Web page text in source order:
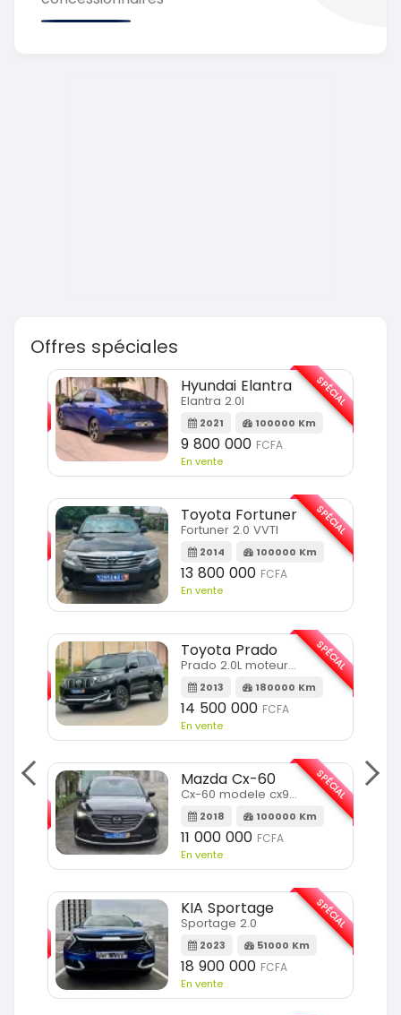
Offres spéciales
SPÉCIAL
Hyundai Elantra
Elantra 2.0l
2021 100000 Km
9 800 000 FCFA
En vente
SPÉCIAL
Toyota Fortuner
Fortuner 2.0 VVTI
2014 100000 Km
13 800 000 FCFA
En vente
SPÉCIAL
Toyota Prado
Prado 2.0L moteur d4d
2013 180000 Km
14 500 000 FCFA
En vente
SPÉCIAL
Mazda Cx-60
Cx-60 modele cx9 full option
2018 100000 Km
11 000 000 FCFA
En vente
SPÉCIAL
KIA Sportage
Sportage 2.0
2023 51000 Km
18 900 000 FCFA
En vente
SPÉCIAL